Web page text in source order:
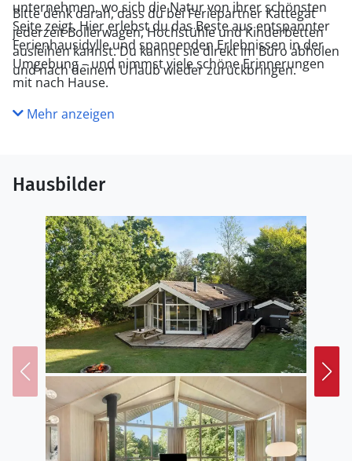
unternehmen, wo sich die Natur von ihrer schönsten
Seite zeigt. Hier erlebst du das Beste aus entspannter
Ferienhausidylle und spannenden Erlebnissen in der
Umgebung – und nimmst viele schöne Erinnerungen
mit nach Hause.
Bitte denk daran, dass du bei Feriepartner Kattegat
jederzeit Bollerwagen, Hochstühle und Kinderbetten
ausleihen kannst. Du kannst sie direkt im Büro abholen
und nach deinem Urlaub wieder zurückbringen.
Mehr anzeigen
Hausbilder